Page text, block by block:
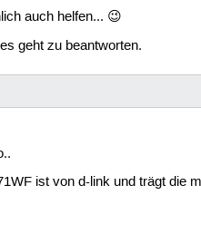
auch helfen... 😉
geht zu beantworten.
ist von d-link und trägt die